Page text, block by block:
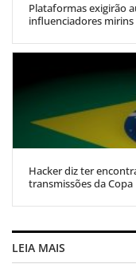
Plataformas exigirão
influenciadores mirins
Hacker diz ter
transmissões da Copa
LEIA MAIS